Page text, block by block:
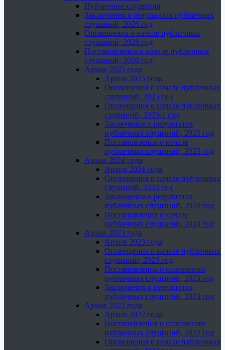
Публичные слушания
Заключения о результатах публичных
слушаний, 2026 год
Оповещения о начале публичных
слушаний, 2026 год
Постановления о начале публичных
слушаний, 2026 год
Архив 2025 года
Архив 2025 года
Оповещения о начале публичных
слушаний, 2025 год
Оповещения о начале публичных
слушаний, 2025-1 год
Заключения о результатах
публичных слушаний, 2025 год
Постановления о начале
публичных слушаний, 2025 год
Архив 2024 года
Архив 2024 года
Оповещения о начале публичных
слушаний, 2024 год
Заключения о результатах
публичных слушаний, 2024 год
Постановления о начале
публичных слушаний, 2024 год
Архив 2023 года
Архив 2023 года
Оповещения о начале публичных
слушаний, 2023 год
Постановления о назначении
публичных слушаний, 2023 год
Заключения о результатах
публичных слушаний, 2023 год
Архив 2022 года
Архив 2022 года
Постановления о назначении
публичных слушаний, 2022 год
Оповещения о начале публичных